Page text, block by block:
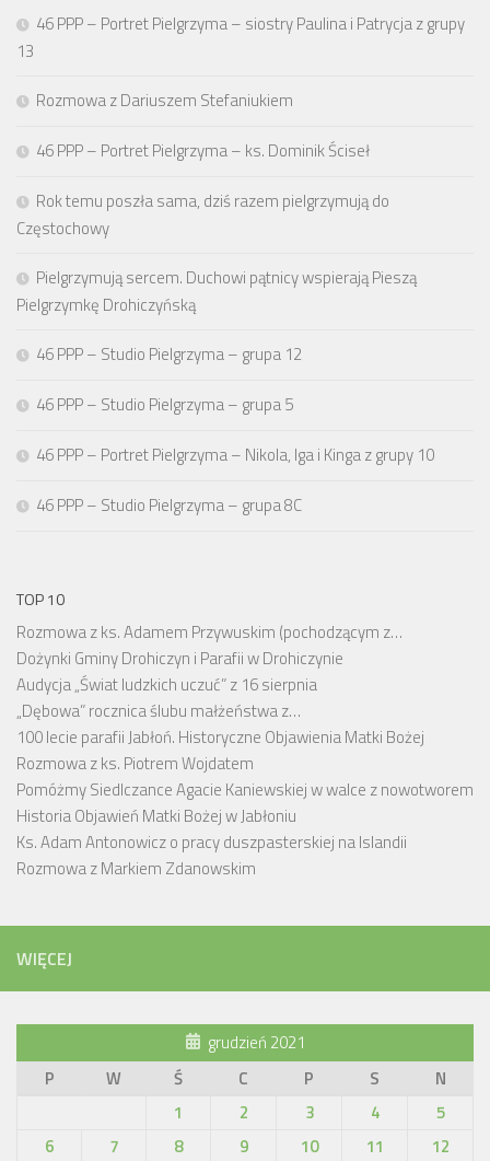
46 PPP – Portret Pielgrzyma – siostry Paulina i Patrycja z grupy
13
Rozmowa z Dariuszem Stefaniukiem
46 PPP – Portret Pielgrzyma – ks. Dominik Ściseł
Rok temu poszła sama, dziś razem pielgrzymują do
Częstochowy
Pielgrzymują sercem. Duchowi pątnicy wspierają Pieszą
Pielgrzymkę Drohiczyńską
46 PPP – Studio Pielgrzyma – grupa 12
46 PPP – Studio Pielgrzyma – grupa 5
46 PPP – Portret Pielgrzyma – Nikola, Iga i Kinga z grupy 10
46 PPP – Studio Pielgrzyma – grupa 8C
TOP 10
Rozmowa z ks. Adamem Przywuskim (pochodzącym z…
Dożynki Gminy Drohiczyn i Parafii w Drohiczynie
Audycja „Świat ludzkich uczuć” z 16 sierpnia
„Dębowa” rocznica ślubu małżeństwa z…
100 lecie parafii Jabłoń. Historyczne Objawienia Matki Bożej
Rozmowa z ks. Piotrem Wojdatem
Pomóżmy Siedlczance Agacie Kaniewskiej w walce z nowotworem
Historia Objawień Matki Bożej w Jabłoniu
Ks. Adam Antonowicz o pracy duszpasterskiej na Islandii
Rozmowa z Markiem Zdanowskim
WIĘCEJ
grudzień 2021
P
W Ś C P S
N
1
2 3 4
5
6
7 8 9 10 11
12